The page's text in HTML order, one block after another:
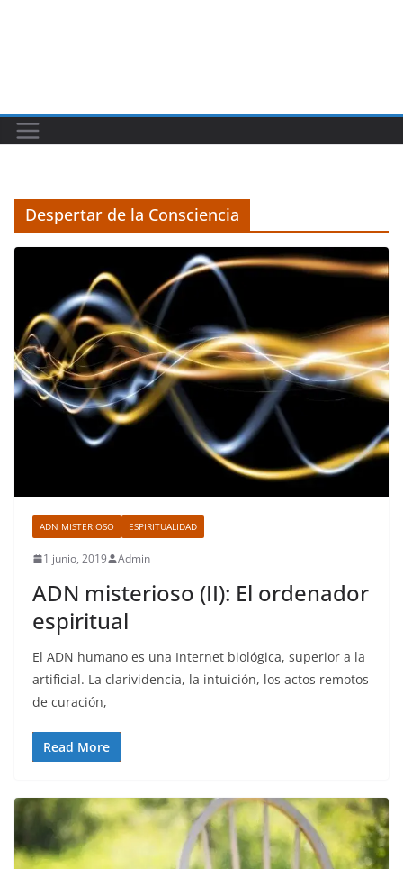
Despertar de la Consciencia
ADN MISTERIOSO ESPIRITUALIDAD
1 junio, 2019 Admin
ADN misterioso (II): El ordenador
espiritual
El ADN humano es una Internet biológica, superior a la
artificial. La clarividencia, la intuición, los actos remotos
de curación,
Read More